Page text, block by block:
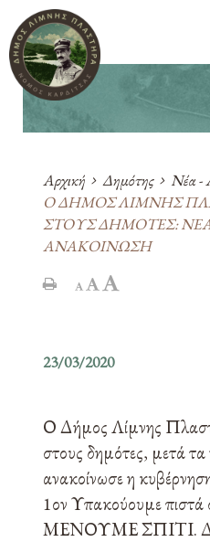
Αρχική Δημότης
Νέα -
Ο ΔΗΜΟΣ ΛΙΜΝΗΣ
ΣΤΟΥΣ ΔΗΜΟΤΕΣ:
ΑΝΑΚΟΙΝΩΣΗ
23/03/2020
Ο Δήμος Λίμνης
στους δημότες, μετά
ανακοίνωσε η
1ον Υπακούουμε πιστά
ΜΕΝΟΥΜΕ ΣΠΙΤΙ. Δεν